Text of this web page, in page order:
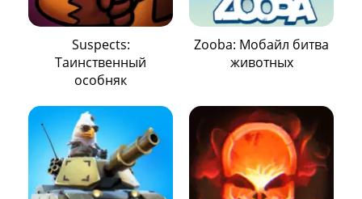
Suspects:
Таинственный
особняк
Zooba: Mобайл битва
животных